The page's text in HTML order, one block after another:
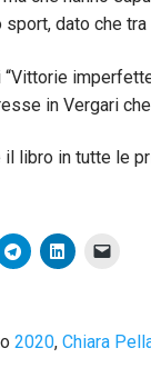
dato che
in Vergari
il libro in tutte le
2020, Chiara